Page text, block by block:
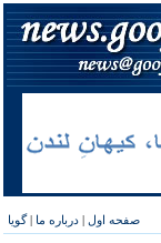
صفحه اول | درباره ما |گویا